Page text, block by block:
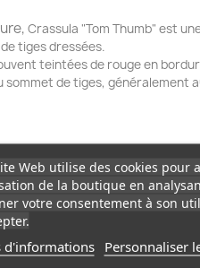
Crassula "Tom Thumb" est
tiges dressées.
teintées de rouge en
sommet de tiges, généralement
Web utilise des cookies pour
de la boutique en
votre consentement à son
d'informations Personnaliser